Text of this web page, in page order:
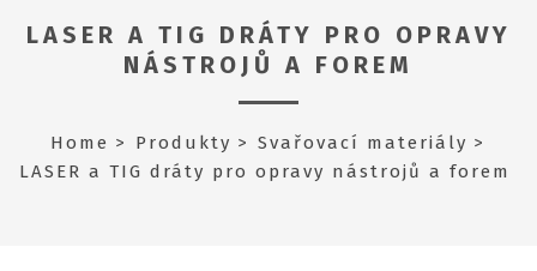
LASER A TIG DRÁTY PRO OPRAVY
NÁSTROJŮ A FOREM
Home Produkty
Svařovací materiály
LASER a TIG dráty pro opravy nástrojů a forem